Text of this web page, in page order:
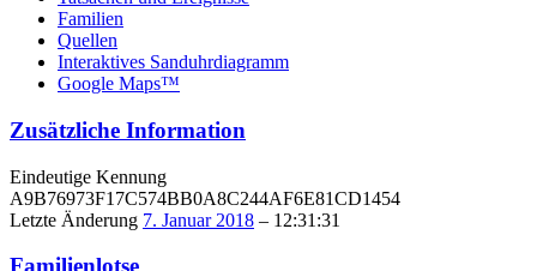
Familien
Quellen
Interaktives Sanduhrdiagramm
Google Maps™
Zusätzliche Information
Eindeutige Kennung
A9B76973F17C574BB0A8C244AF6E81CD1454
Letzte Änderung 7. Januar 2018 – 12:31:31